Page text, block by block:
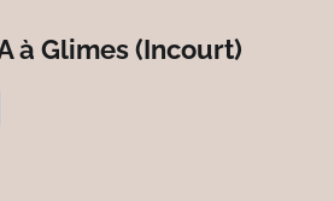
à Glimes (Incourt)